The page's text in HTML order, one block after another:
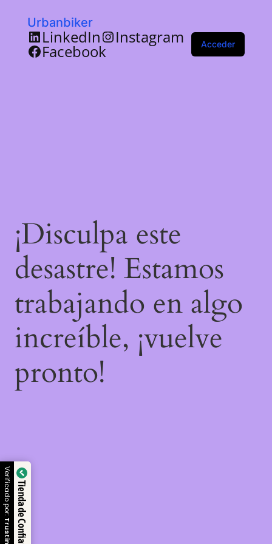
Urbanbiker
LinkedIn Instagram
Facebook Acceder
¡Disculpa este
desastre! Estamos
trabajando en algo
increíble, ¡vuelve
pronto!
Tienda de Confianza
Verificado por: